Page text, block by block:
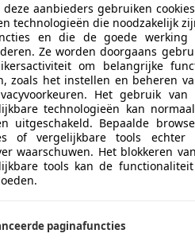
Comfort en gemak
kleur
lak
interieur
MOOI EN ZEKER EEN
aanbieders gebruiken
technologieën die noodzakelijk
en die de goede werking
Ze worden doorgaans
om belangrijke
zoals het instellen en beheren
Het gebruik van
technologieën kan
uitgeschakeld. Bepaalde
of vergelijkbare tools
waarschuwen. Het blokkeren
tools kan de
paginafuncties